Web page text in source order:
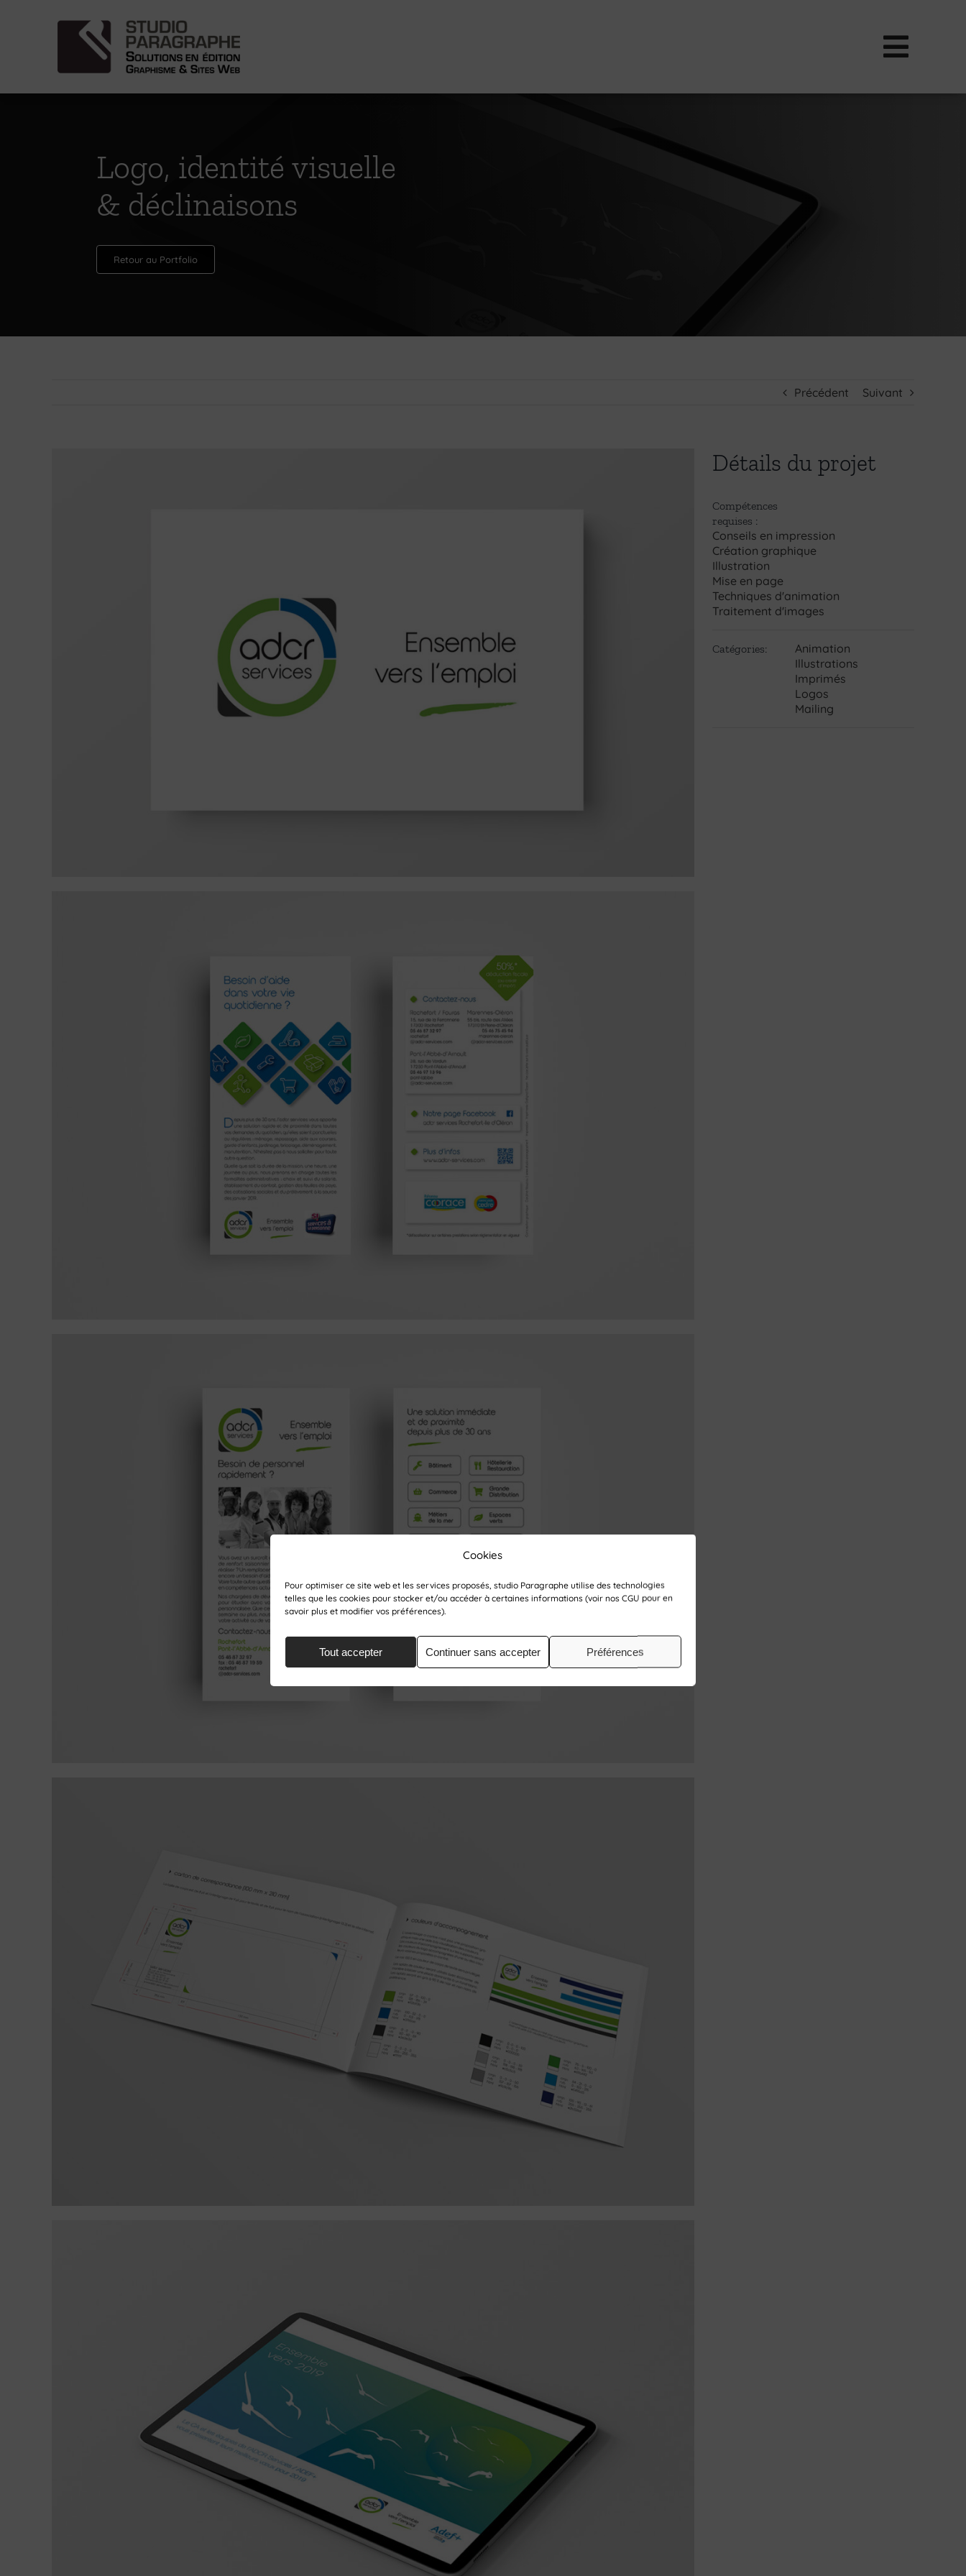
Cookies
Pour optimiser ce site web et les services proposés, studio Paragraphe utilise des technologies
telles que les cookies pour stocker et/ou accéder à certaines informations (voir nos CGU pour en
savoir plus et modifier vos préférences).
Tout accepter Continuer sans accepter Préférences
Logo, identité visuelle
& déclinaisons
Retour au Portfolio
Précédent Suivant
Détails du projet
Compétences
requises :
Conseils en impression
Création graphique
Illustration
Mise en page
Techniques d'animation
Traitement d'images
Catégories:
Animation
Illustrations
Imprimés
Logos
Mailing